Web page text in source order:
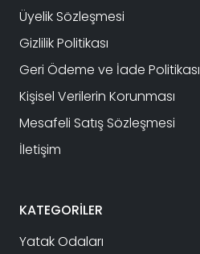
Üyelik Sözleşmesi
Gizlilik Politikası
Geri Ödeme ve İade Politikası
Kişisel Verilerin Korunması
Mesafeli Satış Sözleşmesi
İletişim
KATEGORİLER
Yatak Odaları